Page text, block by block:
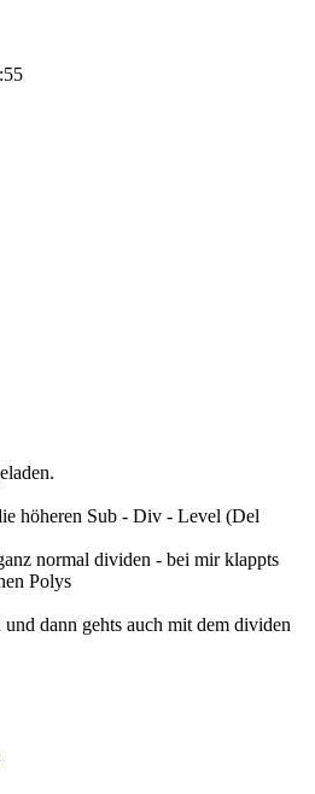
höheren Sub - Div - Level (Del
normal dividen - bei mir klappts
Polys
dann gehts auch mit dem dividen